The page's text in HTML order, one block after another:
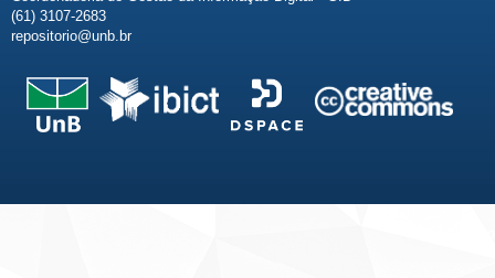
(61) 3107-2683
repositorio@unb.br